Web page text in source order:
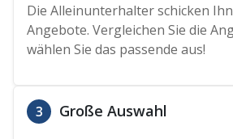
Die Alleinunterhalter schicken
Angebote. Vergleichen Sie die
wählen Sie das passende aus!
3 Große Auswahl